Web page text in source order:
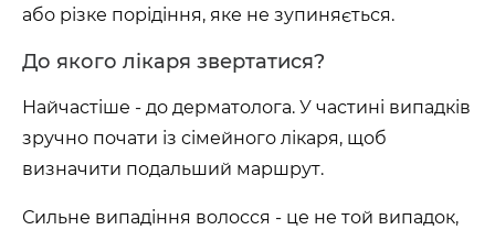
або різке порідіння, яке не зупиняється.
До якого лікаря звертатися?
Найчастіше - до дерматолога. У частині випадків
зручно почати із сімейного лікаря, щоб
визначити подальший маршрут.
Сильне випадіння волосся - це не той випадок,